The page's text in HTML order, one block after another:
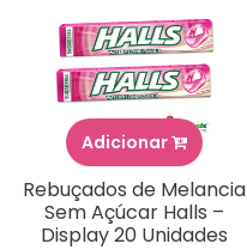
Adicionar
Rebuçados de Melancia
Sem Açúcar Halls –
Display 20 Unidades